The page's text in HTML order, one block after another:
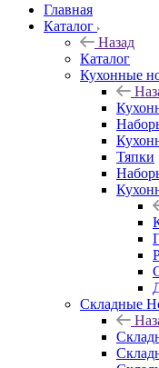
Главная
Каталог
Назад
Каталог
Кухонные
Тяпки
Складные